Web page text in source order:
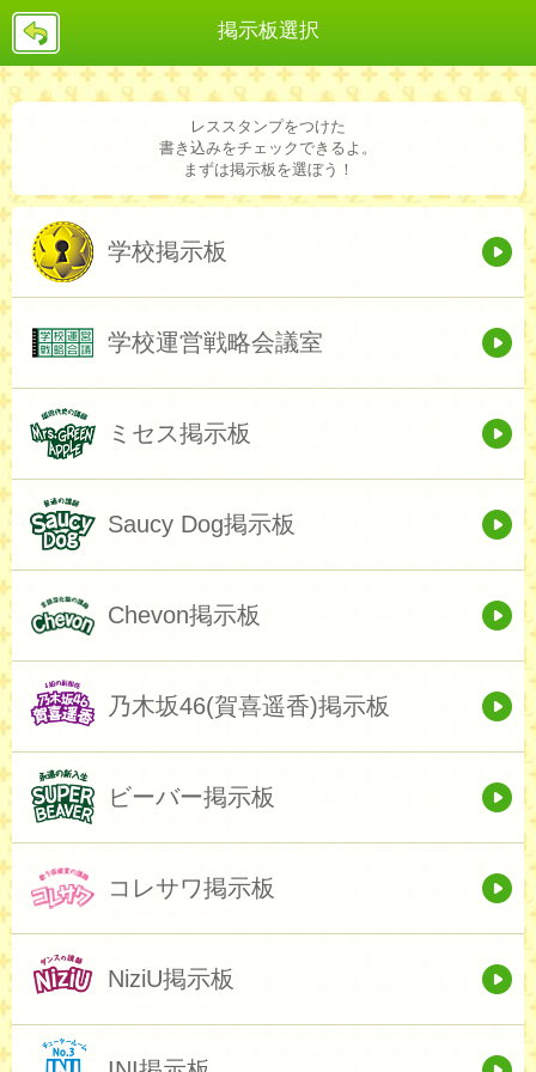
掲示板選択
戻
レススタンプをつけた
書き込みをチェックできるよ。
まずは掲示板を選ぼう！
学校掲示板
学校運営戦略会議室
ミセス掲示板
Saucy Dog掲示板
Chevon掲示板
乃木坂46(賀喜遥香)掲示板
ビーバー掲示板
コレサワ掲示板
NiziU掲示板